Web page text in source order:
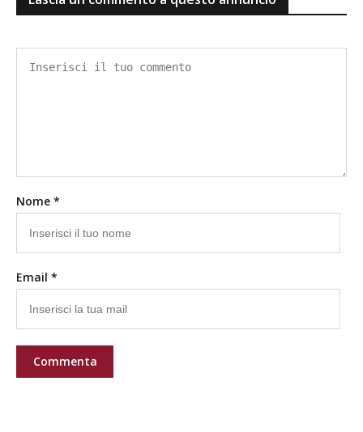
Nome *
Email *